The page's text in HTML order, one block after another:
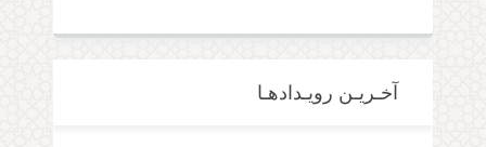
آخـریـن رویـدادهـا